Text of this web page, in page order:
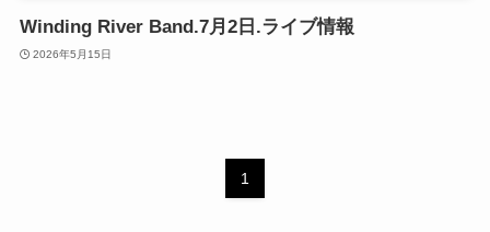
Winding River Band.7月2日.ライブ情報
2026年5月15日
1